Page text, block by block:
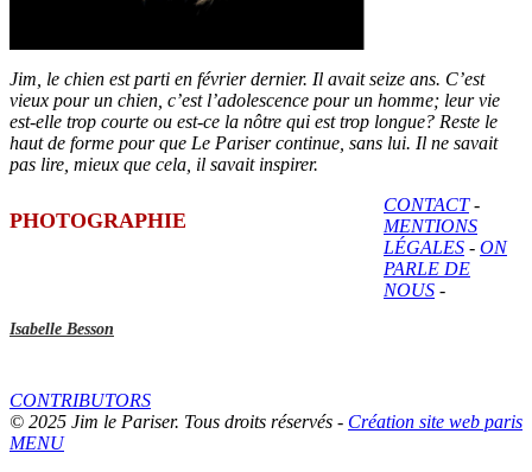
Jim, le chien est parti en février dernier. Il avait seize ans. C’est
vieux pour un chien, c’est l’adolescence pour un homme; leur vie
est-elle trop courte ou est-ce la nôtre qui est trop longue? Reste le
haut de forme pour que Le Pariser continue, sans lui. Il ne savait
pas lire, mieux que cela, il savait inspirer.
PHOTOGRAPHIE
Isabelle Besson
CONTACT-
MENTIONS
LÉGALES - ON
PARLE DE
NOUS -
CONTRIBUTORS
© 2025 Jim le Pariser. Tous droits réservés - Création site web paris
MENU